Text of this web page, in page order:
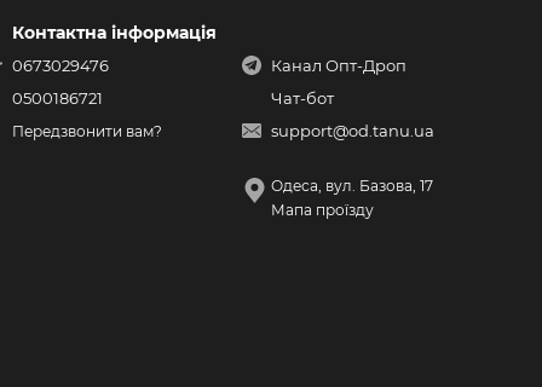
Контактна інформація
0673029476
0500186721
Передзвонити вам?
Канал Опт-Дроп
Чат-бот
support@od.tanu.ua
Одеса, вул. Базова, 17
Мапа проїзду